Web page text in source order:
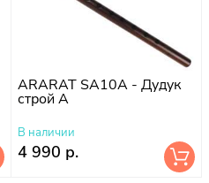
ARARAT SA10А - Дудук
строй A
В наличии
4 990 р.